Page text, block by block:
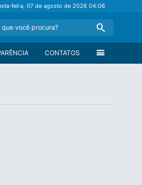
feira, 07 de agosto de 202604:06
Search
menu
CONTATOS